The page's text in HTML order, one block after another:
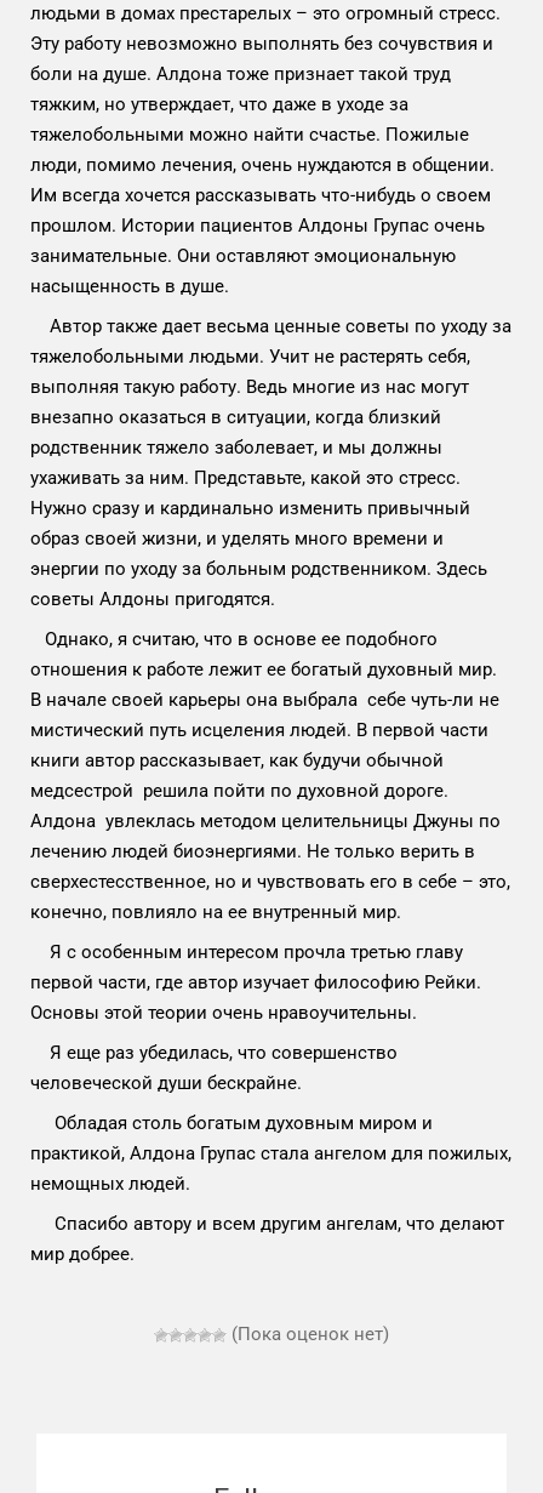
людьми в домах престарелых – это огромный стресс.
Эту работу невозможно выполнять без сочувствия и
боли на душе. Алдона тоже признает такой труд
тяжким, но утверждает, что даже в уходе за
тяжелобольными можно найти счастье. Пожилые
люди, помимо лечения, очень нуждаются в общении.
Им всегда хочется рассказывать что-нибудь о своем
прошлом. Истории пациентов Алдоны Групас очень
занимательные. Они оставляют эмоциональную
насыщенность в душе.
Автор также дает весьма ценные советы по уходу за
тяжелобольными людьми. Учит не растерять себя,
выполняя такую работу. Ведь многие из нас могут
внезапно оказаться в ситуации, когда близкий
родственник тяжело заболевает, и мы должны
ухаживать за ним. Представьте, какой это стресс.
Нужно сразу и кардинально изменить привычный
образ своей жизни, и уделять много времени и
энергии по уходу за больным родственником. Здесь
советы Алдоны пригодятся.
Однако, я считаю, что в основе ее подобного
отношения к работе лежит ее богатый духовный мир.
В начале своей карьеры она выбрала себе чуть-ли не
мистический путь исцеления людей. В первой части
книги автор рассказывает, как будучи обычной
медсестрой решила пойти по духовной дороге.
Алдона увлеклась методом целительницы Джуны по
лечению людей биоэнергиями. Не только верить в
сверхестесственное, но и чувствовать его в себе – это,
конечно, повлияло на ее внутренный мир.
Я с особенным интересом прочла третью главу
первой части, где автор изучает философию Рейки.
Основы этой теории очень нравоучительны.
Я еще раз убедилась, что совершенство
человеческой души бескрайне.
Обладая столь богатым духовным миром и
практикой, Алдона Групас стала ангелом для пожилых,
немощных людей.
Спасибо автору и всем другим ангелам, что делают
мир добрее.
(Пока оценок нет)